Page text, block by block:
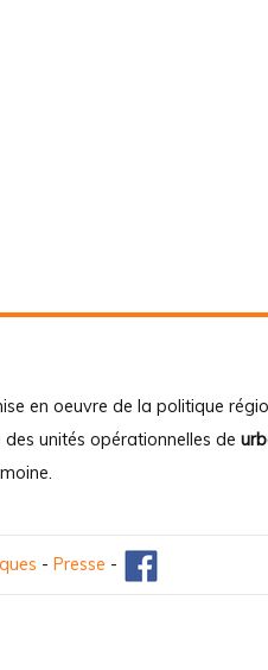
en oeuvre de la politique
unités opérationnelles de
.
- Presse -